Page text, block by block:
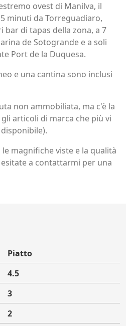
ovest di Manilva, il
minuti da Torreguadiaro,
di tapas della zona, a 7
de Sotogrande e a soli
Port de la Duquesa.
e una cantina sono inclusi
non ammobiliata, ma c'è la
articoli di marca che più vi
magnifiche viste e la qualità
a contattarmi per una
Piatto
4.5
3
2